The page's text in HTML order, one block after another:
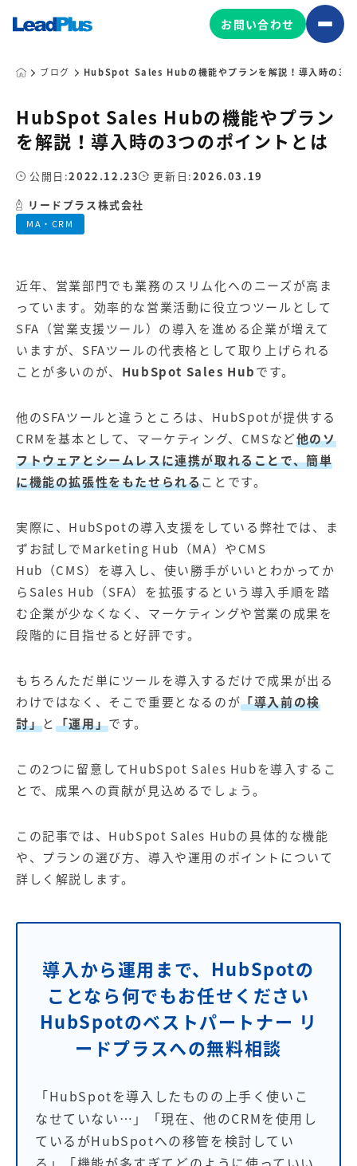
広告プロモーション
MA/CRM/SFA導入・運用
Web制作
マーケティングコンサルティング
Leadplus One
ボード
マーケティングサービスの製品
【店舗型ビジネス向け】エリ
ア
【金融機関向け】マーケティ
ング
【IT企業向け】マーケティン
グ
サービス
SNSアカウント運用代行サー
ビス（LINE）
【クリニック向け】新規集患
Web広告サービス
【歯科業界向け】新規集患
Web広告パッケージ
【塾・個別塾業界向け】新規
集客Web広告パッケージ
サイトアクセス増加パッケー
ジ
商圏ねらいうちパッケージ
Web制作の製品
WEBプラス
お問い合わせ
ブログ HubSpot Sales Hubの機能やプランを解説！導入時の3つ
HubSpot Sales Hubの機能やプラン
を解説！導入時の3つのポイントとは
MA・CRM
公開日:2022.12.23 更新日:2026.03.19
リードプラス株式会社
近年、営業部門でも業務のスリム化へのニーズが高ま
っています。効率的な営業活動に役立つツールとして
SFA（営業支援ツール）の導入を進める企業が増えて
いますが、SFAツールの代表格として取り上げられる
ことが多いのが、 HubSpot Sales Hubです。
他のSFAツールと違うところは、HubSpotが提供する
CRMを基本として、マーケティング、CMSなど他のソ
フトウェアとシームレスに連携が取れることで、簡単
に機能の拡張性をもたせられることです。
実際に、HubSpotの導入支援をしている弊社では、ま
ずお試しでMarketing Hub（MA）やCMS
Hub（CMS）を導入し、使い勝手がいいとわかってか
らSales Hub（SFA）を拡張するという導入手順を踏
む企業が少なくなく、マーケティングや営業の成果を
段階的に目指せると好評です。
もちろんただ単にツールを導入するだけで成果が出る
わけではなく、そこで重要となるのが「導入前の検
討」と「運用」です。
この2つに留意してHubSpot Sales Hubを導入するこ
とで、成果への貢献が見込めるでしょう。
この記事では、HubSpot Sales Hubの具体的な機能
や、プランの選び方、導入や運用のポイントについて
詳しく解説します。
導入から運用まで、HubSpotの
ことなら何でもお任せください
HubSpotのベストパートナー リ
ードプラスへの無料相談
「HubSpotを導入したものの上手く使いこ
なせていない…」「現在、他のCRMを使用し
ているがHubSpotへの移管を検討してい